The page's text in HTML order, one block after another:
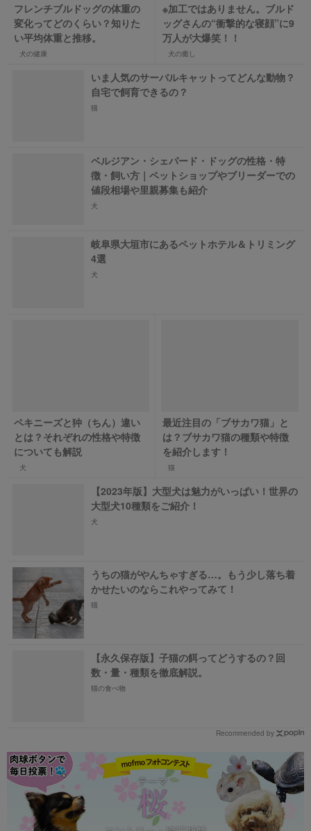
フレンチブルドッグの体重の
変化ってどのくらい？知りた
い平均体重と推移。
犬の健康
※加工ではありません。ブルド
ッグさんの“衝撃的な寝顔”に9
万人が大爆笑！！
犬の癒し
いま人気のサーバルキャットってどんな動物？
自宅で飼育できるの？
猫
ベルジアン・シェパード・ドッグの性格・特
徴・飼い方｜ペットショップやブリーダーでの
値段相場や里親募集も紹介
犬
岐阜県大垣市にあるペットホテル＆トリミング
4選
犬
ペキニーズと狆（ちん）違い
とは？それぞれの性格や特徴
についても解説
犬
最近注目の「ブサカワ猫」と
は？ブサカワ猫の種類や特徴
を紹介します！
猫
【2023年版】大型犬は魅力がいっぱい！世界の
大型犬10種類をご紹介！
犬
うちの猫がやんちゃすぎる…。もう少し落ち着
かせたいのならこれやってみて！
猫
【永久保存版】子猫の餌ってどうするの？回
数・量・種類を徹底解説。
猫の食べ物
Recommended by